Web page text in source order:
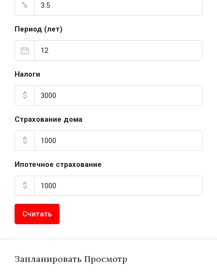
%
Период (лет)
Налоги
$
Страхование дома
$
Ипотечное страхование
$
Считать
Запланировать Просмотр